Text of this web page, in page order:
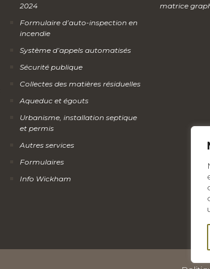
2024
Formulaire d’auto-inspection en
incendie
Système d’appels automatisés
Sécurité publique
Collectes des matières résiduelles
Aqueduc et égouts
Urbanisme, installation septique
et permis
Autres services
Formulaires
Info Wickham
matrice